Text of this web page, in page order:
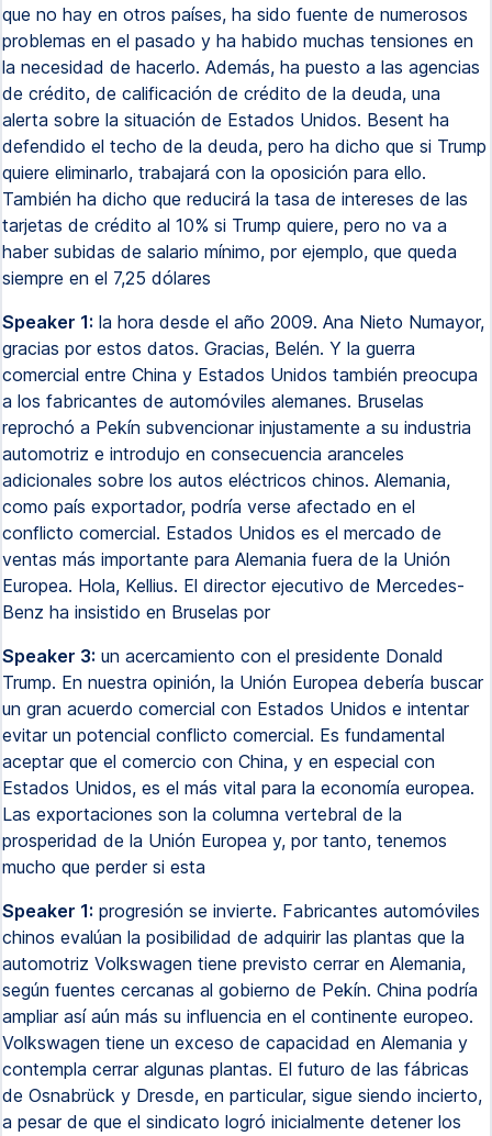
que no hay en otros países, ha sido fuente de numerosos
problemas en el pasado y ha habido muchas tensiones en
la necesidad de hacerlo. Además, ha puesto a las agencias
de crédito, de calificación de crédito de la deuda, una
alerta sobre la situación de Estados Unidos. Besent ha
defendido el techo de la deuda, pero ha dicho que si Trump
quiere eliminarlo, trabajará con la oposición para ello.
También ha dicho que reducirá la tasa de intereses de las
tarjetas de crédito al 10% si Trump quiere, pero no va a
haber subidas de salario mínimo, por ejemplo, que queda
siempre en el 7,25 dólares
Speaker 1: la hora desde el año 2009. Ana Nieto Numayor,
gracias por estos datos. Gracias, Belén. Y la guerra
comercial entre China y Estados Unidos también preocupa
a los fabricantes de automóviles alemanes. Bruselas
reprochó a Pekín subvencionar injustamente a su industria
automotriz e introdujo en consecuencia aranceles
adicionales sobre los autos eléctricos chinos. Alemania,
como país exportador, podría verse afectado en el
conflicto comercial. Estados Unidos es el mercado de
ventas más importante para Alemania fuera de la Unión
Europea. Hola, Kellius. El director ejecutivo de Mercedes-
Benz ha insistido en Bruselas por
Speaker 3: un acercamiento con el presidente Donald
Trump. En nuestra opinión, la Unión Europea debería buscar
un gran acuerdo comercial con Estados Unidos e intentar
evitar un potencial conflicto comercial. Es fundamental
aceptar que el comercio con China, y en especial con
Estados Unidos, es el más vital para la economía europea.
Las exportaciones son la columna vertebral de la
prosperidad de la Unión Europea y, por tanto, tenemos
mucho que perder si esta
Speaker 1: progresión se invierte. Fabricantes automóviles
chinos evalúan la posibilidad de adquirir las plantas que la
automotriz Volkswagen tiene previsto cerrar en Alemania,
según fuentes cercanas al gobierno de Pekín. China podría
ampliar así aún más su influencia en el continente europeo.
Volkswagen tiene un exceso de capacidad en Alemania y
contempla cerrar algunas plantas. El futuro de las fábricas
de Osnabrück y Dresde, en particular, sigue siendo incierto,
a pesar de que el sindicato logró inicialmente detener los